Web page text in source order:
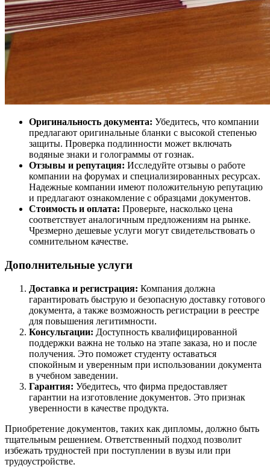
Оригинальность документа: Убедитесь, что компании
предлагают оригинальные бланки с высокой степенью
защиты. Проверка подлинности может включать
водяные знаки и голограммы от гознак.
Отзывы и репутация: Исследуйте отзывы о работе
компании на форумах и специализированных ресурсах.
Надежные компании имеют положительную репутацию
и предлагают ознакомление с образцами документов.
Стоимость и оплата: Проверьте, насколько цена
соответствует аналогичным предложениям на рынке.
Чрезмерно дешевые услуги могут свидетельствовать о
сомнительном качестве.
Дополнительные услуги
Доставка и регистрация: Компания должна
гарантировать быструю и безопасную доставку готового
документа, а также возможность регистрации в реестре
для повышения легитимности.
Консультации: Доступность квалифицированной
поддержки важна не только на этапе заказа, но и после
получения. Это поможет студенту оставаться
спокойным и уверенным при использовании документа
в учебном заведении.
Гарантия: Убедитесь, что фирма предоставляет
гарантии на изготовление документов. Это признак
уверенности в качестве продукта.
Приобретение документов, таких как дипломы, должно быть
тщательным решением. Ответственный подход позволит
избежать трудностей при поступлении в вузы или при
трудоустройстве.